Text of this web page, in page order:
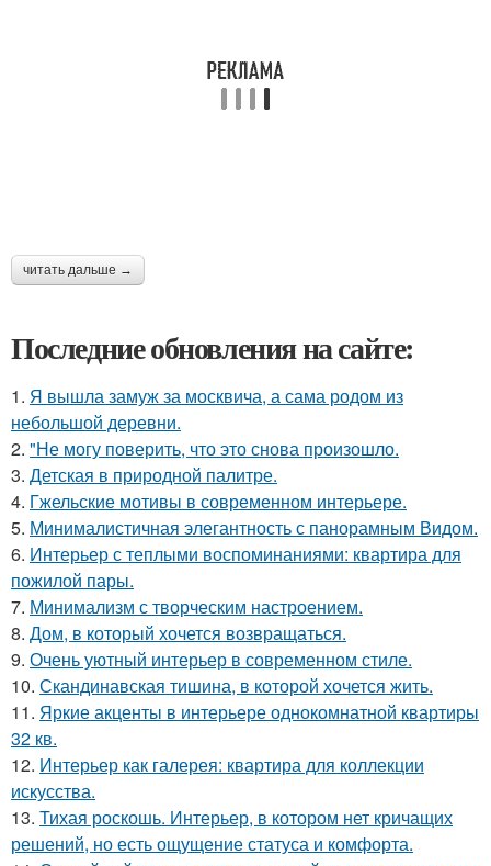
читать дальше →
Последние обновления на сайте:
1. Я вышла замуж за москвича, а сама родом из
небольшой деревни.
2. "Не могу поверить, что это снова произошло.
3. Детская в природной палитре.
4. Гжельские мотивы в современном интерьере.
5. Минималистичная элегантность с панорамным Видом.
6. Интерьер с теплыми воспоминаниями: квартира для
пожилой пары.
7. Минимализм с творческим настроением.
8. Дом, в который хочется возвращаться.
9. Очень уютный интерьер в современном стиле.
10. Скандинавская тишина, в которой хочется жить.
11. Яркие акценты в интерьере однокомнатной квартиры
32 кв.
12. Интерьер как галерея: квартира для коллекции
искусства.
13. Тихая роскошь. Интерьер, в котором нет кричащих
решений, но есть ощущение статуса и комфорта.